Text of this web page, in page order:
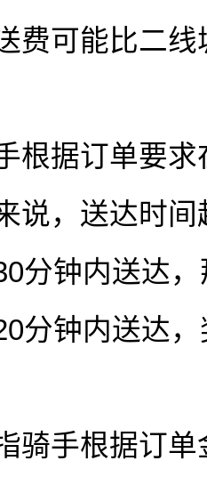
费可能比二
根据订单要
说，送达时
分钟内送达
分钟内送达
骑手根据订